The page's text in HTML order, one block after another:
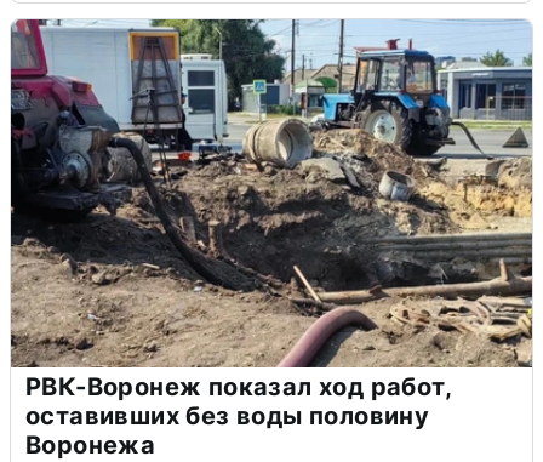
РВК-Воронеж показал ход работ,
оставивших без воды половину
Воронежа